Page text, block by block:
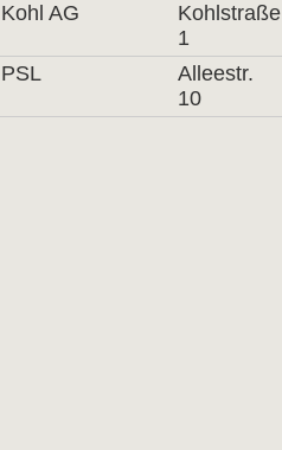
Kohl AG
Kohlstraße
1
PSL
Alleestr.
10